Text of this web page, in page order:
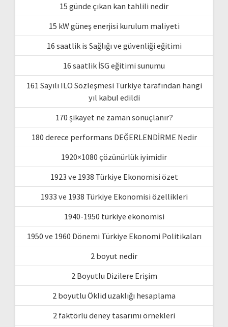
15 günde çıkan kan tahlili nedir
15 kW güneş enerjisi kurulum maliyeti
16 saatlik is Sağlığı ve güvenliği eğitimi
16 saatlik İSG eğitimi sunumu
161 Sayılı ILO Sözleşmesi Türkiye tarafından hangi
yıl kabul edildi
170 şikayet ne zaman sonuçlanır?
180 derece performans DEĞERLENDİRME Nedir
1920×1080 çözünürlük iyimidir
1923 ve 1938 Türkiye Ekonomisi özet
1933 ve 1938 Türkiye Ekonomisi özellikleri
1940-1950 türkiye ekonomisi
1950 ve 1960 Dönemi Türkiye Ekonomi Politikaları
2 boyut nedir
2 Boyutlu Dizilere Erişim
2 boyutlu Öklid uzaklığı hesaplama
2 faktörlü deney tasarımı örnekleri